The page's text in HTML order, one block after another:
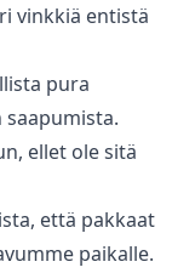
vinkkiä entistä
pura
ellet ole sitä
että pakkaat
paikalle.